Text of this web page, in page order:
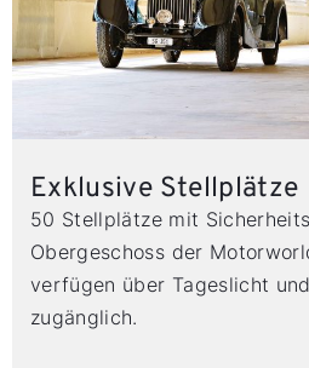
Exklusive Stellplätze
50 Stellplätze mit
Obergeschoss der
verfügen über Tageslicht
zugänglich.